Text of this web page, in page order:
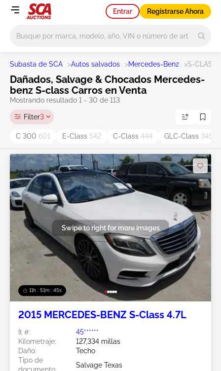
Entrar Registrarse Ahora
Subasta de SCA >Autos salvados >Mercedes-Benz >S-CLASS
Dañados, Salvage & Chocados Mercedes-
benz S-class Carros en Venta
Mostrando resultado 1 - 30 de 113
Filter3
C 300 601 E-Class 542 C-Class 444 GLC-Class 345
11h : 51m : 43s
Swipe to right for more images
2015 MERCEDES-BENZ S-Class 4.7L
Ít #:
45******
Kilometraje:
127,334 millas
Daño:
Techo
Tipo de
Salvage Texas